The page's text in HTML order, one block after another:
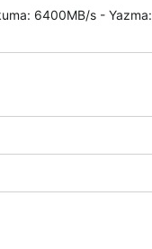
6400MB/s - Yazma: